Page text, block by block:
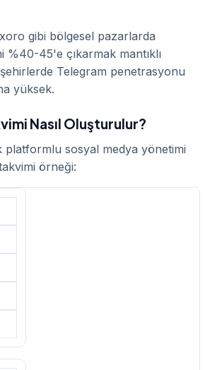
gibi bölgesel pazarlarda
%40-45'e çıkarmak mantıklı
Telegram penetrasyonu
yüksek.
Nasıl Oluşturulur?
platformlu sosyal medya yönetimi
örneği: